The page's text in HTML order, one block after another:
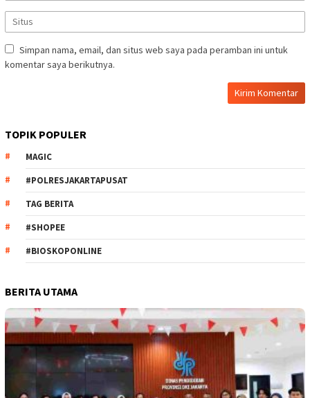
Simpan nama, email, dan situs web saya pada peramban ini untuk
komentar saya berikutnya.
TOPIK POPULER
MAGIC
#POLRESJAKARTAPUSAT
TAG BERITA
#SHOPEE
#BIOSKOPONLINE
BERITA UTAMA